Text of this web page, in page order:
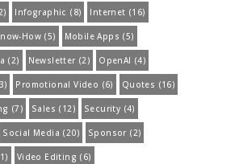
Infographic (8) Internet (16)
How (5) Mobile Apps (5)
(2) Newsletter (2) OpenAI (4)
Promotional Video (6) Quotes (16)
(7) Sales (12) Security (4)
Social Media (20) Sponsor (2)
Video Editing (6)